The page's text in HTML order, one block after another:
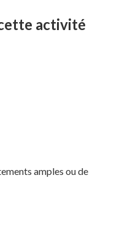
activité
amples ou de